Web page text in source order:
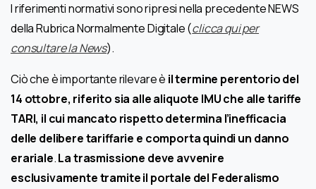
I riferimenti normativi sono ripresi nella precedente NEWS
della Rubrica Normalmente Digitale (clicca qui per
consultare la News).
Ciò che è importante rilevare è il termine perentorio del
14 ottobre, riferito sia alle aliquote IMU che alle tariffe
TARI, il cui mancato rispetto determina l’inefficacia
delle delibere tariffarie e comporta quindi un danno
erariale.La trasmissione deve avvenire
esclusivamente tramite il portale del Federalismo